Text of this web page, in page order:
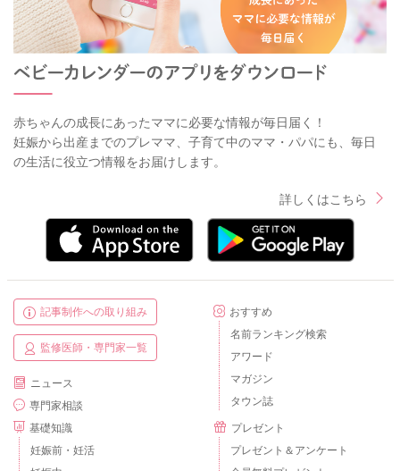
赤ちゃんの成長にあったママに必要な情報が毎日届く！
妊娠から出産までのプレママ、子育て中のママ・パパにも、毎日
の生活に役立つ情報をお届けします。
詳しくはこちら
記事制作への取り組み
監修医師・専門家一覧
ニュース
専門家相談
基礎知識
妊娠前・妊活
おすすめ
名前ランキング検索
アワード
マガジン
タウン誌
プレゼント
プレゼント＆アンケート